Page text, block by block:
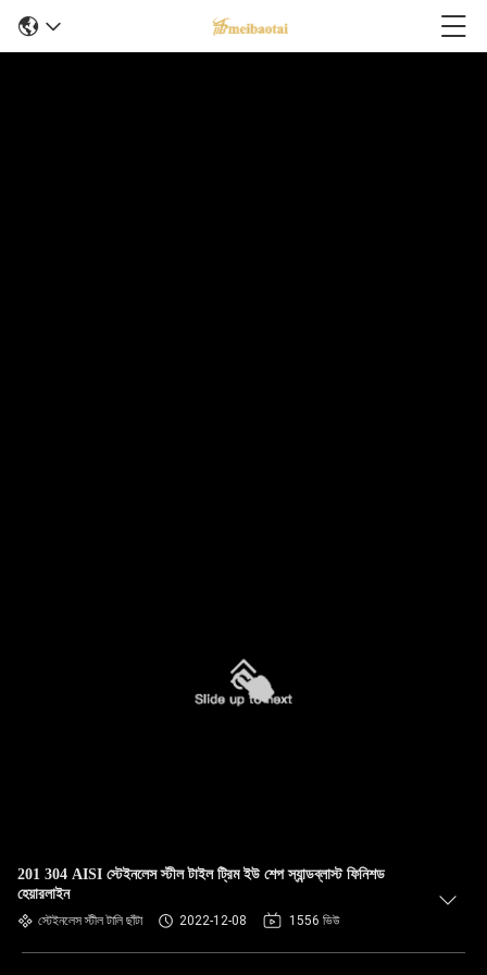
201 304 AISI স্টেইনলেস স্টীল টাইল ট্রিম ইউ শেপ স্যান্ডব্লাস্ট ফিনিশড
হেয়ারলাইন
স্টেইনলেস স্টীল টালি ছাঁটা 2022-12-08 1556 ভিউ